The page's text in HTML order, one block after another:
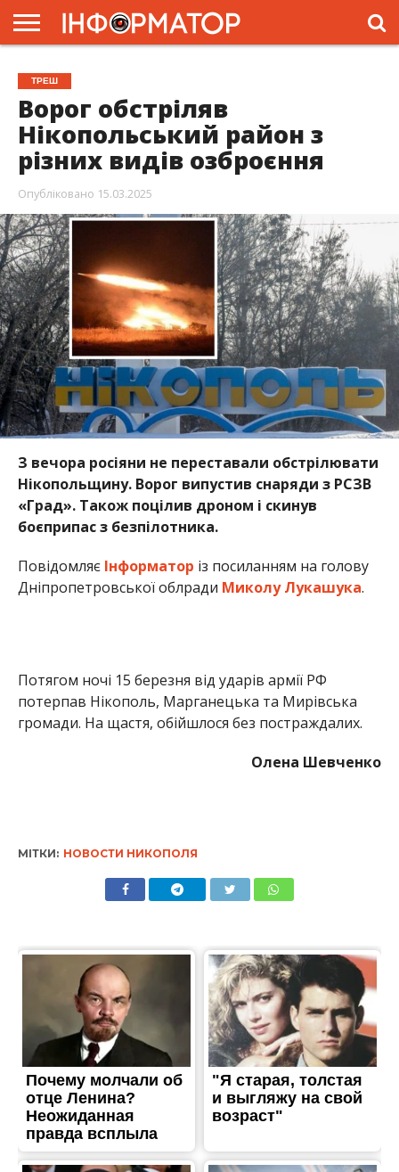
ГОЛОВНА
ЖИТТЯ
ВЛАДА
ГРОШІ
ТРЕШ
ПРЕС-
РЕЛІЗИ
РЕКЛАМА
ПРОЕКТИ
ТРЕШ
Ворог обстріляв
Нікопольський район з
різних видів озброєння
Опубліковано 15.03.2025
З вечора росіяни не переставали обстрілювати
Нікопольщину. Ворог випустив снаряди з РСЗВ
«Град». Також поцілив дроном і скинув
боєприпас з безпілотника.
Повідомляє Інформатор із посиланням на голову
Дніпропетровської облради Миколу Лукашука.
Потягом ночі 15 березня від ударів армії РФ
потерпав Нікополь, Марганецька та Мирівська
громади. На щастя, обійшлося без постраждалих.
Олена Шевченко
МІТКИ: НОВОСТИ НИКОПОЛЯ